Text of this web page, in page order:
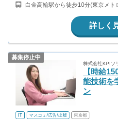
白金高輪駅から徒歩10分(東京メ
詳しく
募集停止中
株式会社KPIソ
【時給
能技術を
ン
IT マスコミ/広告/出版 東京都